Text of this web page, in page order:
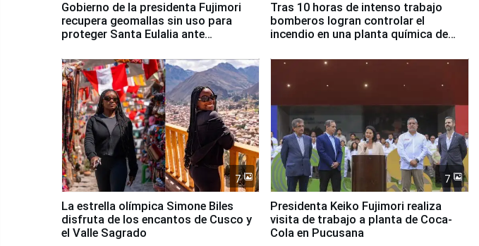
Gobierno de la presidenta Fujimori
recupera geomallas sin uso para
proteger Santa Eulalia ante
Tras 10 horas de intenso trabajo
bomberos logran controlar el
incendio en una planta química de
7
La estrella olímpica Simone Biles
disfruta de los encantos de Cusco y
el Valle Sagrado
7
Presidenta Keiko Fujimori realiza
visita de trabajo a planta de Coca-
Cola en Pucusana